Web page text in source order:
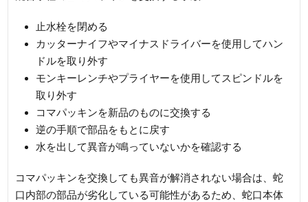
止水栓を閉める
カッターナイフやマイナスドライバーを使用してハン
ドルを取り外す
モンキーレンチやプライヤーを使用してスピンドルを
取り外す
コマパッキンを新品のものに交換する
逆の手順で部品をもとに戻す
水を出して異音が鳴っていないかを確認する
コマパッキンを交換しても異音が解消されない場合は、蛇
口内部の部品が劣化している可能性があるため、蛇口本体